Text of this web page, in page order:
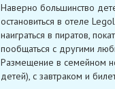
Наверно большинство
остановиться в отеле
наиграться в пиратов,
пообщаться с другими
Размещение в семейном
детей), с завтраком и